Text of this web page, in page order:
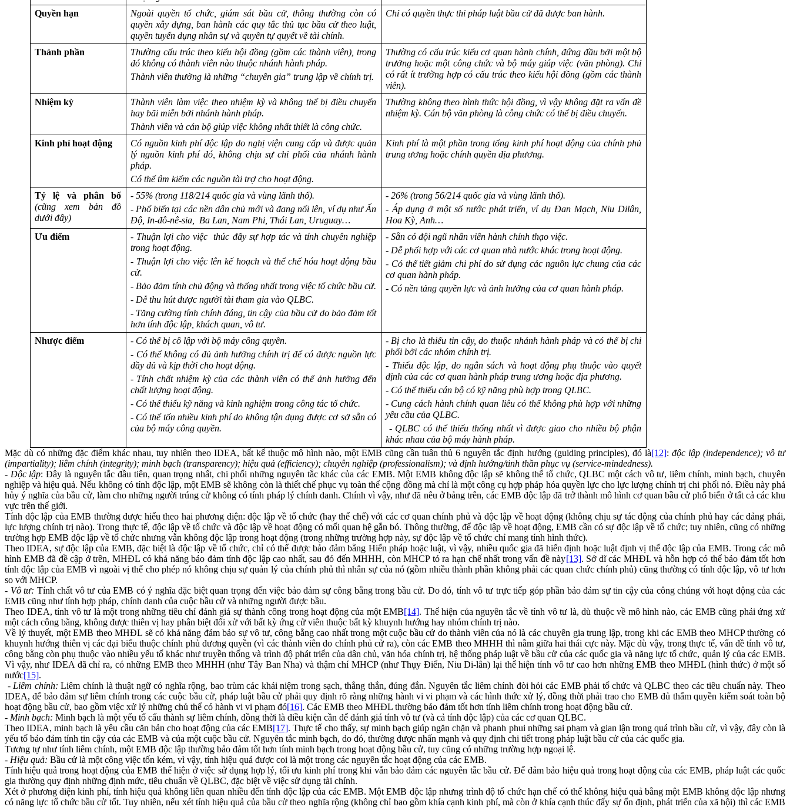
Quyền hạn
Ngoài quyền tổ chức, giám sát bầu cử, thông thường còn có
quyền xây dựng, ban hành các quy tắc thủ tục bầu cử theo luật,
quyền tuyển dụng nhân sự và quyền tự quyết về tài chính.
Chỉ có quyền thực thi pháp luật bầu cử đã được ban hành.
Thành phần
Thường cấu trúc theo kiểu hội đồng (gồm các thành viên), trong
đó không có thành viên nào thuộc nhánh hành pháp.
Thành viên thường là những “chuyên gia” trung lập về chính trị.
Thường có cấu trúc kiểu cơ quan hành chính, đứng đầu bởi một bộ
trưởng hoặc một công chức và bộ máy giúp việc (văn phòng). Chỉ
có rất ít trường hợp có cấu trúc theo kiểu hội đồng (gồm các thành
viên).
Nhiệm kỳ
Thành viên làm việc theo nhiệm kỳ và không thể bị điều chuyển
hay bãi miễn bởi nhánh hành pháp.
Thành viên và cán bộ giúp việc không nhất thiết là công chức.
Thường không theo hình thức hội đồng, vì vậy không đặt ra vấn đề
nhiệm kỳ. Cán bộ văn phòng là công chức có thể bị điều chuyển.
Kinh phí hoạt động
Có nguồn kinh phí độc lập do nghị viện cung cấp và được quản
lý nguồn kinh phí đó, không chịu sự chi phối của nhánh hành
pháp.
Có thể tìm kiếm các nguồn tài trợ cho hoạt động.
Kinh phí là một phần trong tổng kinh phí hoạt động của chính phủ
trung ương hoặc chính quyền địa phương.
Tỷ lệ và phân bố
(cũng xem bản đồ
dưới đây)
- 55% (trong 118/214 quốc gia và vùng lãnh thổ).
- Phổ biến tại các nền dân chủ mới và đang nổi lên, ví dụ như Ấn
Độ, In-đô-nê-sia, Ba Lan, Nam Phi, Thái Lan, Uruguay…
- 26% (trong 56/214 quốc gia và vùng lãnh thổ).
- Áp dụng ở một số nước phát triển, ví dụ Đan Mạch, Niu Dilân,
Hoa Kỳ, Anh…
Ưu điểm
- Thuận lợi cho việc thúc đẩy sự hợp tác và tính chuyên nghiệp
trong hoạt động.
- Thuận lợi cho việc lên kế hoạch và thể chế hóa hoạt động bầu
cử.
- Bảo đảm tính chủ động và thống nhất trong việc tổ chức bầu cử.
- Dễ thu hút được người tài tham gia vào QLBC.
- Tăng cường tính chính đáng, tin cậy của bầu cử do bảo đảm tốt
hơn tính độc lập, khách quan, vô tư.
- Sẵn có đội ngũ nhân viên hành chính thạo việc.
- Dễ phối hợp với các cơ quan nhà nước khác trong hoạt động.
- Có thể tiết giảm chi phí do sử dụng các nguồn lực chung của các
cơ quan hành pháp.
- Có nền tảng quyền lực và ảnh hưởng của cơ quan hành pháp.
Nhược điểm
- Có thể bị cô lập với bộ máy công quyền.
- Có thể không có đủ ảnh hưởng chính trị để có được nguồn lực
đầy đủ và kịp thời cho hoạt động.
- Tính chất nhiệm kỳ của các thành viên có thể ảnh hưởng đến
chất lượng hoạt động.
- Có thể thiếu kỹ năng và kinh nghiệm trong công tác tổ chức.
- Có thể tốn nhiều kinh phí do không tận dụng được cơ sở sẵn có
của bộ máy công quyền.
- Bị cho là thiếu tin cậy, do thuộc nhánh hành pháp và có thể bị chi
phối bởi các nhóm chính trị.
- Thiếu độc lập, do ngân sách và hoạt động phụ thuộc vào quyết
định của các cơ quan hành pháp trung ương hoặc địa phương.
- Có thể thiếu cán bộ có kỹ năng phù hợp trong QLBC.
- Cung cách hành chính quan liêu có thể không phù hợp với những
yêu cầu của QLBC.
- QLBC có thể thiếu thống nhất vì được giao cho nhiều bộ phận
khác nhau của bộ máy hành pháp.
Mặc dù có những đặc điểm khác nhau, tuy nhiên theo IDEA, bất kể thuộc mô hình nào, một EMB cũng cần tuân thủ 6 nguyên tắc định hướng (guiding principles), đó là[12]: độc lập (independence); vô tư
(impartiality); liêm chính (integrity); minh bạch (transparency); hiệu quả (efficiency); chuyên nghiệp (professionalism); và định hướng/tinh thần phục vụ (service-mindedness).
- Độc lập: Đây là nguyên tắc đầu tiên, quan trọng nhất, chi phối những nguyên tắc khác của các EMB. Một EMB không độc lập sẽ không thể tổ chức, QLBC một cách vô tư, liêm chính, minh bạch, chuyên
nghiệp và hiệu quả. Nếu không có tính độc lập, một EMB sẽ không còn là thiết chế phục vụ toàn thể cộng đồng mà chỉ là một công cụ hợp pháp hóa quyền lực cho lực lượng chính trị chi phối nó. Điều này phá
hủy ý nghĩa của bầu cử, làm cho những người trúng cử không có tính pháp lý chính danh. Chính vì vậy, như đã nêu ở bảng trên, các EMB độc lập đã trở thành mô hình cơ quan bầu cử phổ biến ở tất cả các khu
vực trên thế giới.
Tính độc lập của EMB thường được hiểu theo hai phương diện: độc lập về tổ chức (hay thể chế) với các cơ quan chính phủ và độc lập về hoạt động (không chịu sự tác động của chính phủ hay các đảng phái,
lực lượng chính trị nào). Trong thực tế, độc lập về tổ chức và độc lập về hoạt động có mối quan hệ gắn bó. Thông thường, để độc lập về hoạt động, EMB cần có sự độc lập về tổ chức; tuy nhiên, cũng có những
trường hợp EMB độc lập về tổ chức nhưng vẫn không độc lập trong hoạt động (trong những trường hợp này, sự độc lập về tổ chức chỉ mang tính hình thức).
Theo IDEA, sự độc lập của EMB, đặc biệt là độc lập về tổ chức, chỉ có thể được bảo đảm bằng Hiến pháp hoặc luật, vì vậy, nhiều quốc gia đã hiến định hoặc luật định vị thế độc lập của EMB. Trong các mô
hình EMB đã đề cập ở trên, MHĐL có khả năng bảo đảm tính độc lập cao nhất, sau đó đến MHHH, còn MHCP tỏ ra hạn chế nhất trong vấn đề này[13]. Sở dĩ các MHĐL và hỗn hợp có thể bảo đảm tốt hơn
tính độc lập của EMB vì ngoài vị thế cho phép nó không chịu sự quản lý của chính phủ thì nhân sự của nó (gồm nhiều thành phần không phải các quan chức chính phủ) cũng thường có tính độc lập, vô tư hơn
so với MHCP.
- Vô tư: Tính chất vô tư của EMB có ý nghĩa đặc biệt quan trọng đến việc bảo đảm sự công bằng trong bầu cử. Do đó, tính vô tư trực tiếp góp phần bảo đảm sự tin cậy của công chúng với hoạt động của các
EMB cũng như tính hợp pháp, chính danh của cuộc bầu cử và những người được bầu.
Theo IDEA, tính vô tư là một trong những tiêu chí đánh giá sự thành công trong hoạt động của một EMB[14]. Thể hiện của nguyên tắc về tính vô tư là, dù thuộc về mô hình nào, các EMB cũng phải ứng xử
một cách công bằng, không được thiên vị hay phân biệt đối xử với bất kỳ ứng cử viên thuộc bất kỳ khuynh hướng hay nhóm chính trị nào.
Về lý thuyết, một EMB theo MHĐL sẽ có khả năng đảm bảo sự vô tư, công bằng cao nhất trong một cuộc bầu cử do thành viên của nó là các chuyên gia trung lập, trong khi các EMB theo MHCP thường có
khuynh hướng thiên vị các đại biểu thuộc chính phủ đương quyền (vì các thành viên do chính phủ cử ra), còn các EMB theo MHHH thì nằm giữa hai thái cực này. Mặc dù vậy, trong thực tế, vấn đề tính vô tư,
công bằng còn phụ thuộc vào nhiều yếu tố khác như truyền thống và trình độ phát triển của dân chủ, văn hóa chính trị, hệ thống pháp luật về bầu cử của các quốc gia và năng lực tổ chức, quản lý của các EMB.
Vì vậy, như IDEA đã chỉ ra, có những EMB theo MHHH (như Tây Ban Nha) và thậm chí MHCP (như Thụy Điển, Niu Di-lân) lại thể hiện tính vô tư cao hơn những EMB theo MHĐL (hình thức) ở một số
nước[15].
- Liêm chính: Liêm chính là thuật ngữ có nghĩa rộng, bao trùm các khái niệm trong sạch, thẳng thắn, đúng đắn. Nguyên tắc liêm chính đòi hỏi các EMB phải tổ chức và QLBC theo các tiêu chuẩn này. Theo
IDEA, để bảo đảm sự liêm chính trong các cuộc bầu cử, pháp luật bầu cử phải quy định rõ ràng những hành vi vi phạm và các hình thức xử lý, đồng thời phải trao cho EMB đủ thẩm quyền kiểm soát toàn bộ
hoạt động bầu cử, bao gồm việc xử lý những chủ thể có hành vi vi phạm đó[16]. Các EMB theo MHĐL thường bảo đảm tốt hơn tính liêm chính trong hoạt động bầu cử.
- Minh bạch: Minh bạch là một yếu tố cấu thành sự liêm chính, đồng thời là điều kiện cần để đánh giá tính vô tư (và cả tính độc lập) của các cơ quan QLBC.
Theo IDEA, minh bạch là yêu cầu căn bản cho hoạt động của các EMB[17]. Thực tế cho thấy, sự minh bạch giúp ngăn chặn và phanh phui những sai phạm và gian lận trong quá trình bầu cử, vì vậy, đây còn là
yếu tố bảo đảm tính tin cậy của các EMB và của một cuộc bầu cử. Nguyên tắc minh bạch, do đó, thường được nhấn mạnh và quy định chi tiết trong pháp luật bầu cử của các quốc gia.
Tương tự như tính liêm chính, một EMB độc lập thường bảo đảm tốt hơn tính minh bạch trong hoạt động bầu cử, tuy cũng có những trường hợp ngoại lệ.
- Hiệu quả: Bầu cử là một công việc tốn kém, vì vậy, tính hiệu quả được coi là một trong các nguyên tắc hoạt động của các EMB.
Tính hiệu quả trong hoạt động của EMB thể hiện ở việc sử dụng hợp lý, tối ưu kinh phí trong khi vẫn bảo đảm các nguyên tắc bầu cử. Để đảm bảo hiệu quả trong hoạt động của các EMB, pháp luật các quốc
gia thường quy định những định mức, tiêu chuẩn về QLBC, đặc biệt về việc sử dụng tài chính.
Xét ở phương diện kinh phí, tính hiệu quả không liên quan nhiều đến tính độc lập của các EMB. Một EMB độc lập nhưng trình độ tổ chức hạn chế có thể không hiệu quả bằng một EMB không độc lập nhưng
có năng lực tổ chức bầu cử tốt. Tuy nhiên, nếu xét tính hiệu quả của bầu cử theo nghĩa rộng (không chỉ bao gồm khía cạnh kinh phí, mà còn ở khía cạnh thúc đẩy sự ổn định, phát triển của xã hội) thì các EMB